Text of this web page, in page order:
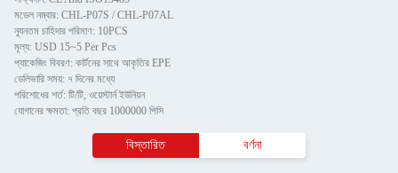
মডেল নম্বার: CHL-P07S / CHL-P07AL
ন্যূনতম চাহিদার পরিমাণ: 10PCS
মূল্য: USD 15~5 Per Pcs
প্যাকেজিং বিবরণ: কার্টনের সাথে আকৃতির EPE
ডেলিভারি সময়: ৭ দিনের মধ্যে
পরিশোধের শর্ত: টি/টি, ওয়েস্টার্ন ইউনিয়ন
যোগানের ক্ষমতা: প্রতি বছর 1000000 পিসি
বিস্তারিত বর্ণনা